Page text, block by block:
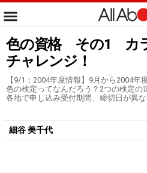
色の資格 その1 カ
チャレンジ！
【9/1：2004年度情報】9月から2004年
色の検定ってなんだろう？2つの検定の
各地で申し込み受付期間、締切日が異な
細谷 美千代